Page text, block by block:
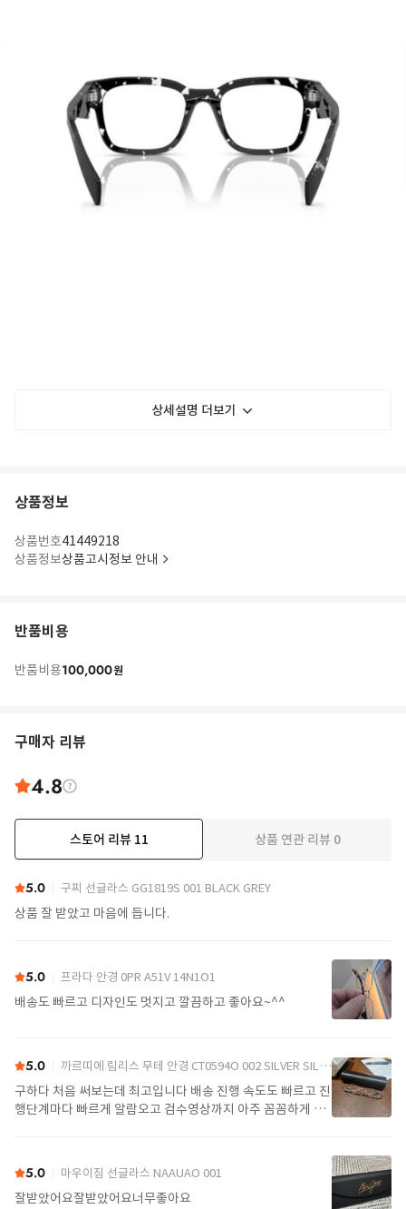
상세설명 더보기
상품정보
상품번호41449218
상품정보상품고시정보 안내
반품비용
반품비용100,000원
구매자 리뷰
4.8
스토어 리뷰 11 상품 연관 리뷰 0
5.0 구찌 선글라스 GG1819S 001 BLACK GREY
상품 잘 받았고 마음에 듭니다.
5.0 프라다 안경 0PR A51V 14N1O1
배송도 빠르고 디자인도 멋지고 깔끔하고 좋아요~^^
5.0 까르띠에 림리스 무테 안경 CT0594O 002 SILVER SILVER TRANSPARENT
구하다 처음 써보는데 최고입니다 배송 진행 속도도 빠르고 진
행단계마다 빠르게 알람오고 검수영상까지 아주 꼼꼼하게 찍
5.0 마우이짐 선글라스 NAAUAO 001
잘받았어요잘받았어요너무좋아요